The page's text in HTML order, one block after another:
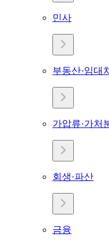
민사
부동산·임대
가압류·가처
회생·파산
금융